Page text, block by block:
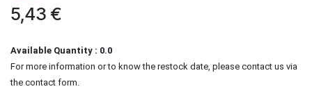
5,43 €
Available Quantity : 0.0
For more information or to know the restock date, please contact us via
the contact form.